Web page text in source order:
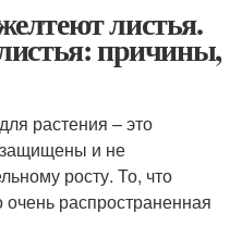
листья.
причины,
растения – это
и не
росту. То, что
распространенная